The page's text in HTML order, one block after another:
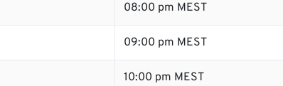
08:00 pm MEST
09:00 pm MEST
10:00 pm MEST